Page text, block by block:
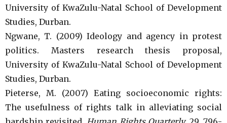
University of KwaZulu-Natal School of Development
Studies, Durban.
Ngwane, T. (2009) Ideology and agency in protest
politics. Masters research thesis proposal,
University of KwaZulu-Natal School of Development
Studies, Durban.
Pieterse, M. (2007) Eating socioeconomic rights:
The usefulness of rights talk in alleviating social